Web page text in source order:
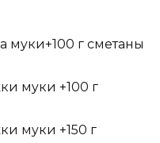
мyки+100 г смeтаны
мyки +100 г
мyки +150 г